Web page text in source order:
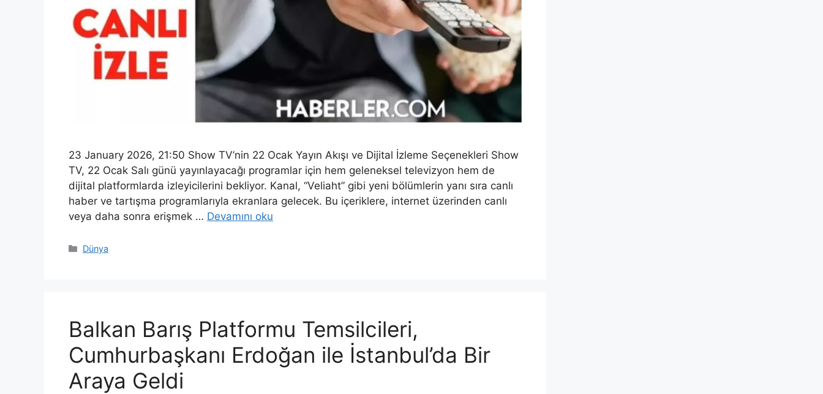
23 January 2026, 21:50 Show TV’nin 22 Ocak Yayın Akışı ve Dijital İzleme Seçenekleri Show
TV, 22 Ocak Salı günü yayınlayacağı programlar için hem geleneksel televizyon hem de
dijital platformlarda izleyicilerini bekliyor. Kanal, “Veliaht” gibi yeni bölümlerin yanı sıra canlı
haber ve tartışma programlarıyla ekranlara gelecek. Bu içeriklere, internet üzerinden canlı
veya daha sonra erişmek … Devamını oku
Kategoriler
Dünya
Balkan Barış Platformu Temsilcileri,
Cumhurbaşkanı Erdoğan ile İstanbul’da Bir
Araya Geldi